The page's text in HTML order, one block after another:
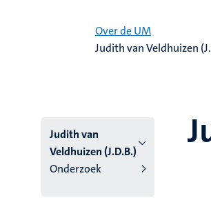
Over de UM
Judith van Veldhuizen
Judith van
Veldhuizen (J.D.B.)
Onderzoek